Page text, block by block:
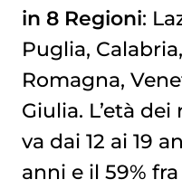
in 8 Regioni:
Puglia,
Romagna,
Giulia. L’età
va dai 12 ai 19
anni e il 59% fra